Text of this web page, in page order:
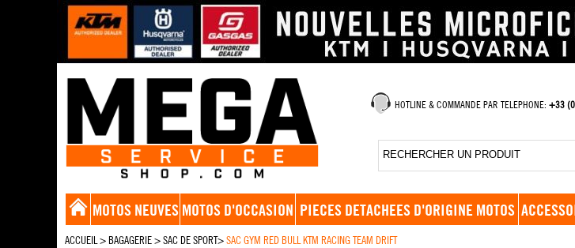
HOTLINE & COMMANDE PAR TELEPHONE: +33
MOTOS NEUVES MOTOS D'OCCASION PIECES DETACHEES D'ORIGINE MOTOS
ACCUEIL> BAGAGERIE>SAC DE SPORT>SAC GYM RED BULL KTM RACING TEAM DRIFT